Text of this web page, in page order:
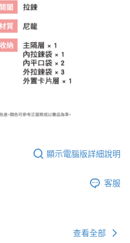
顯示電腦版詳細說明
客服
查看全部